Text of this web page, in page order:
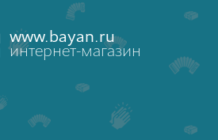
www.bayan.ru
интернет-магазин